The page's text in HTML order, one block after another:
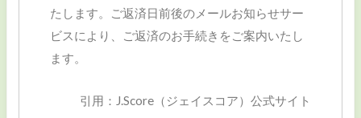
たします。ご返済日前後のメールお知らせサー
ビスにより、ご返済のお手続きをご案内いたし
ます。
引用：J.Score（ジェイスコア）公式サイト